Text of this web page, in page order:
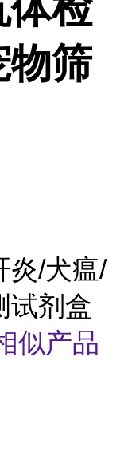
物筛
炎/犬瘟/
试剂盒
似产品